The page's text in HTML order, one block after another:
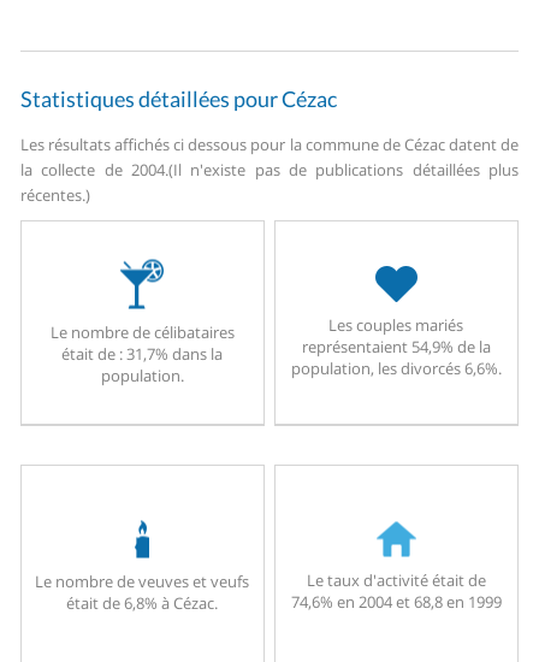
Statistiques détaillées pour Cézac
Les résultats affichés ci dessous pour la commune de Cézac datent de
la collecte de 2004.(Il n'existe pas de publications détaillées plus
récentes.)
Le nombre de célibataires
était de : 31,7% dans la
population.
Les couples mariés
représentaient 54,9% de la
population, les divorcés 6,6%.
Le nombre de veuves et veufs
était de 6,8% à Cézac.
Le taux d'activité était de
74,6% en 2004 et 68,8 en 1999